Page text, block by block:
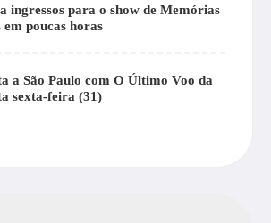
ingressos para o show de Memórias
em poucas horas
a São Paulo com O Último Voo da
sexta-feira (31)